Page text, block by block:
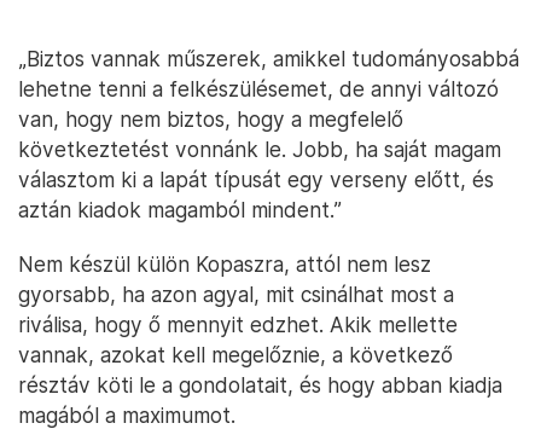
„Biztos vannak műszerek, amikkel tudományosabbá
lehetne tenni a felkészülésemet, de annyi változó
van, hogy nem biztos, hogy a megfelelő
következtetést vonnánk le. Jobb, ha saját magam
választom ki a lapát típusát egy verseny előtt, és
aztán kiadok magamból mindent.”
Nem készül külön Kopaszra, attól nem lesz
gyorsabb, ha azon agyal, mit csinálhat most a
riválisa, hogy ő mennyit edzhet. Akik mellette
vannak, azokat kell megelőznie, a következő
résztáv köti le a gondolatait, és hogy abban kiadja
magából a maximumot.